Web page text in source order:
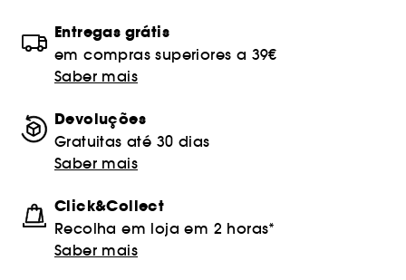
Entregas grátis
em compras superiores a 39€
Saber mais
Devoluções
Gratuitas até 30 dias
Saber mais
Click&Collect
Recolha em loja em 2 horas*
Saber mais